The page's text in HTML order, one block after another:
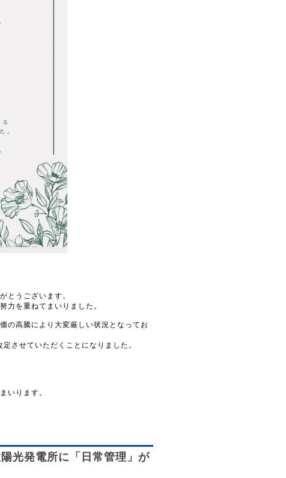
とうございます。
力を重ねてまいりました。
の高騰により大変厳しい状況となってお
させていただくことになりました。
いります。
光発電所に「日常管理」が